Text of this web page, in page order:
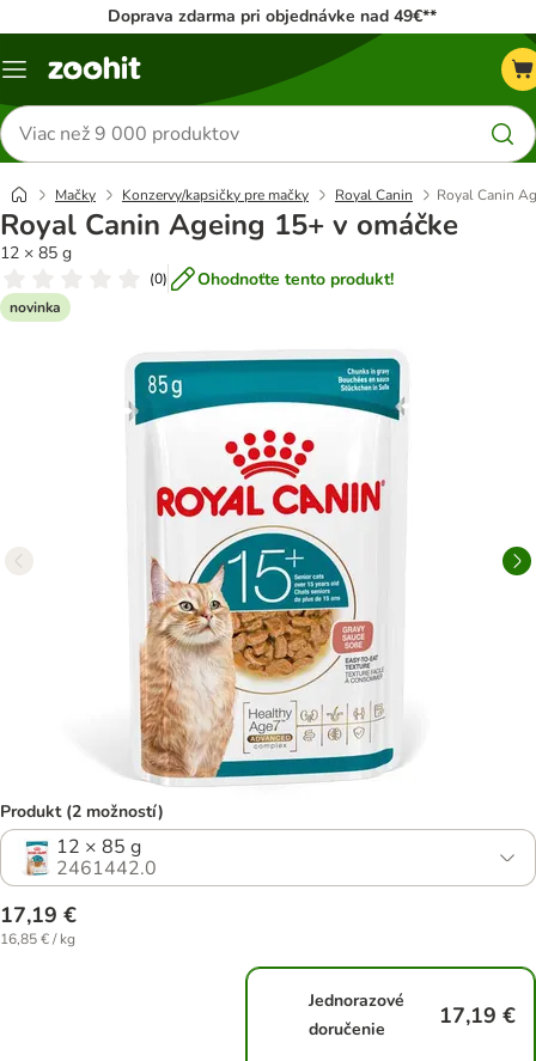
Doprava zdarma pri objednávke nad 49€**
Kategórie
Hľadať
produkty
Mačky Konzervy/kapsičky pre mačky Royal Canin Royal Canin
Royal Canin Ageing 15+ v omáčke
12 × 85 g
(0) Ohodnoťte tento produkt!
novinka
Produkt (2 možností)
12 × 85 g
2461442.0
17,19 €
16,85 € / kg
Jednorazové
doručenie
17,19 €